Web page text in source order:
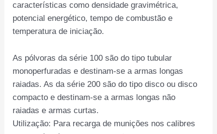
características como densidade gravimétrica,
potencial energético, tempo de combustão e
temperatura de iniciação.
As pólvoras da série 100 são do tipo tubular
monoperfuradas e destinam-se a armas longas
raiadas. As da série 200 são do tipo disco ou disco
compacto e destinam-se a armas longas não
raiadas e armas curtas.
Utilização: Para recarga de munições nos calibres